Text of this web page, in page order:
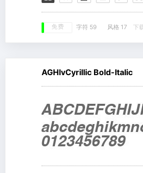
免费 字符 59 风格 17 下
AGHlvCyrillic Bold-Italic